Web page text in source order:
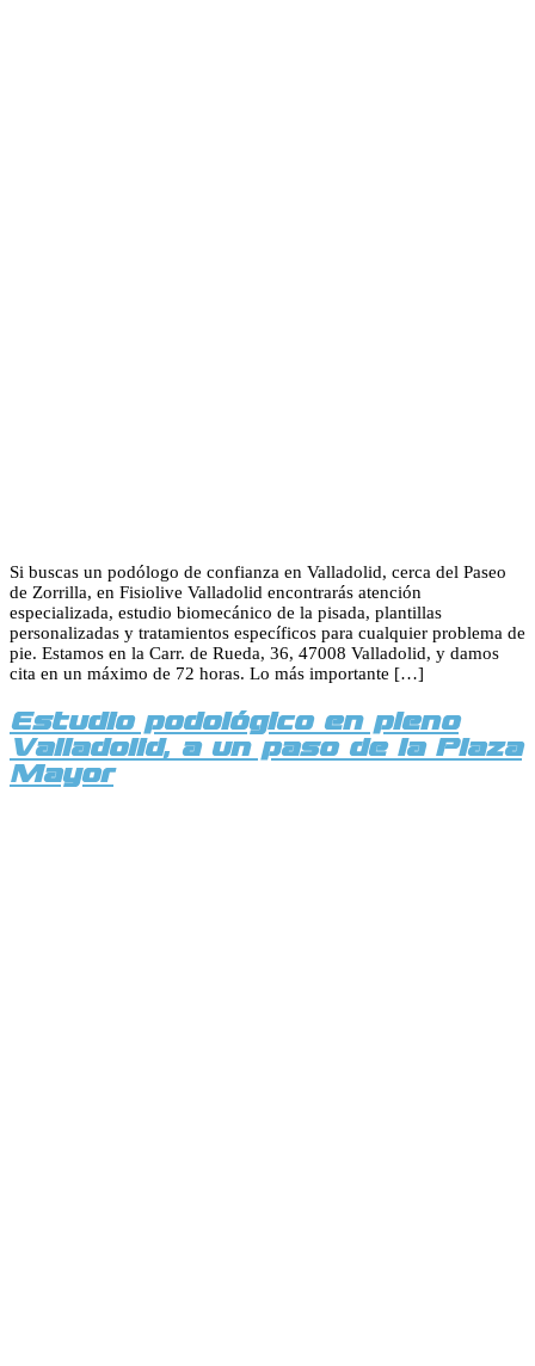
Si buscas un podólogo de confianza en Valladolid, cerca del Paseo
de Zorrilla, en Fisiolive Valladolid encontrarás atención
especializada, estudio biomecánico de la pisada, plantillas
personalizadas y tratamientos específicos para cualquier problema de
pie. Estamos en la Carr. de Rueda, 36, 47008 Valladolid, y damos
cita en un máximo de 72 horas. Lo más importante […]
Estudio podológico en pleno
Valladolid, a un paso de la Plaza
Mayor